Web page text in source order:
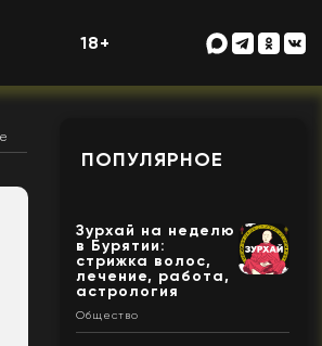
18+
ПОПУЛЯРНОЕ
Зурхай на неделю
в Бурятии:
стрижка волос,
лечение, работа,
астрология
Общество